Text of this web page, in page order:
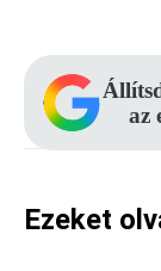
az
Ezeket